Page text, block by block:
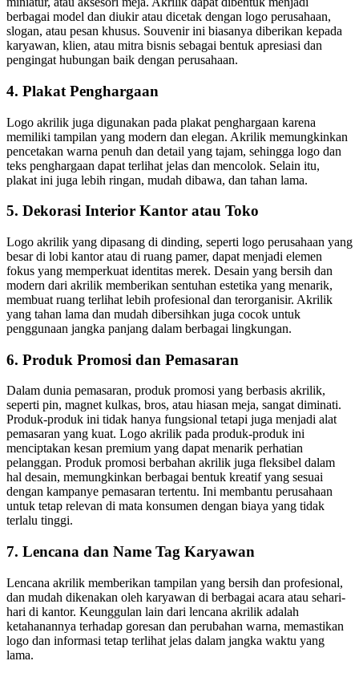
berbagai model dan diukir atau dicetak dengan logo perusahaan,
slogan, atau pesan khusus. Souvenir ini biasanya diberikan kepada
karyawan, klien, atau mitra bisnis sebagai bentuk apresiasi dan
pengingat hubungan baik dengan perusahaan.
4. Plakat Penghargaan
Logo akrilik juga digunakan pada plakat penghargaan karena
memiliki tampilan yang modern dan elegan. Akrilik memungkinkan
pencetakan warna penuh dan detail yang tajam, sehingga logo dan
teks penghargaan dapat terlihat jelas dan mencolok. Selain itu,
plakat ini juga lebih ringan, mudah dibawa, dan tahan lama.
5. Dekorasi Interior Kantor atau Toko
Logo akrilik yang dipasang di dinding, seperti logo perusahaan yang
besar di lobi kantor atau di ruang pamer, dapat menjadi elemen
fokus yang memperkuat identitas merek. Desain yang bersih dan
modern dari akrilik memberikan sentuhan estetika yang menarik,
membuat ruang terlihat lebih profesional dan terorganisir. Akrilik
yang tahan lama dan mudah dibersihkan juga cocok untuk
penggunaan jangka panjang dalam berbagai lingkungan.
6. Produk Promosi dan Pemasaran
Dalam dunia pemasaran, produk promosi yang berbasis akrilik,
seperti pin, magnet kulkas, bros, atau hiasan meja, sangat diminati.
Produk-produk ini tidak hanya fungsional tetapi juga menjadi alat
pemasaran yang kuat. Logo akrilik pada produk-produk ini
menciptakan kesan premium yang dapat menarik perhatian
pelanggan. Produk promosi berbahan akrilik juga fleksibel dalam
hal desain, memungkinkan berbagai bentuk kreatif yang sesuai
dengan kampanye pemasaran tertentu. Ini membantu perusahaan
untuk tetap relevan di mata konsumen dengan biaya yang tidak
terlalu tinggi.
7. Lencana dan Name Tag Karyawan
Lencana akrilik memberikan tampilan yang bersih dan profesional,
dan mudah dikenakan oleh karyawan di berbagai acara atau sehari-
hari di kantor. Keunggulan lain dari lencana akrilik adalah
ketahanannya terhadap goresan dan perubahan warna, memastikan
logo dan informasi tetap terlihat jelas dalam jangka waktu yang
lama.